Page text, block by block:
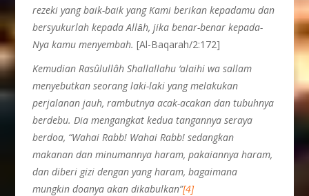
rezeki yang baik-baik yang Kami berikan kepadamudan
bersyukurlah kepadaAllȃh, jika benar-benar kepada-
Nya kamu menyembah.[Al-Baqarah/2:172]
Kemudian Rasûlullâh Shallallahu ‘alaihi wa sallam
menyebutkan seorang laki-laki yang melakukan
perjalanan jauh, rambutnya acak-acakan dan tubuhnya
berdebu. Dia mengangkat kedua tangannya seraya
berdoa, “Wahai Rabb! Wahai Rabb! sedangkan
makanan dan minumannya haram, pakaiannya haram,
dan diberi gizi dengan yang haram, bagaimana
mungkin doanya akan dikabulkan”[4]